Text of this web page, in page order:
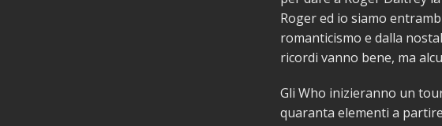
Roger ed io siamo
romanticismo e dalla
ricordi vanno bene, ma
Gli Who inizieranno un
quaranta elementi a